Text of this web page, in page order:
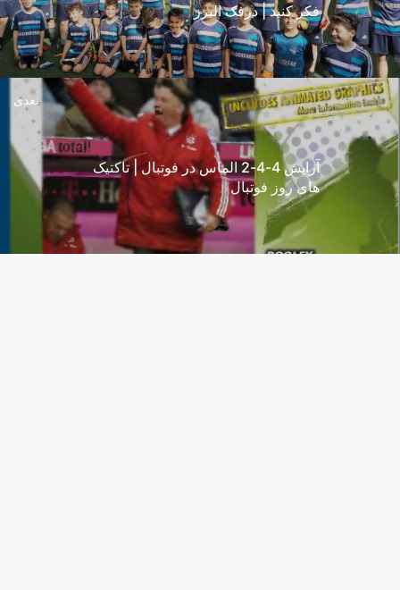
فکر کنید | درفک البرز
بعدی
آرایش 4-4-2 الماس در فوتبال | تاکتیک
های روز فوتبال